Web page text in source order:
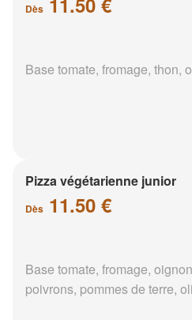
Dès
Base tomate, fromage, thon,
Pizza végétarienne junior
Dès 11.50 €
Base tomate, fromage,
poivrons, pommes de terre,